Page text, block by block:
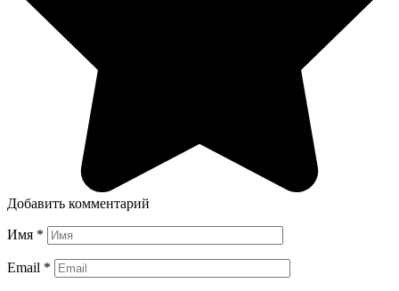
Добавить комментарий
Имя *
Email *